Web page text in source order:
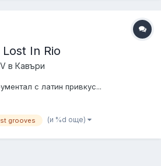
In Rio
в Кавъри
с латин привкус...
grooves (и %d още)